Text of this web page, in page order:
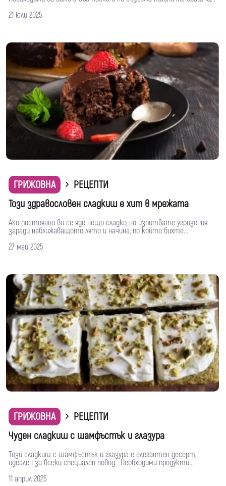
21 юли 2025
ГРИЖОВНА
РЕЦЕПТИ
Този здравословен сладкиш е хит в мрежата
Ако постоянно ви се яде нещо сладко, но изпитвате угризения
заради наближаващото лято и начина, по който бихте...
27 май 2025
ГРИЖОВНА
РЕЦЕПТИ
Чуден сладкиш с шамфъстък и глазура
Този сладкиш с шамфъстък и глазура е елегантен десерт,
идеален за всеки специален повод. Необходими продукти...
11 април 2025